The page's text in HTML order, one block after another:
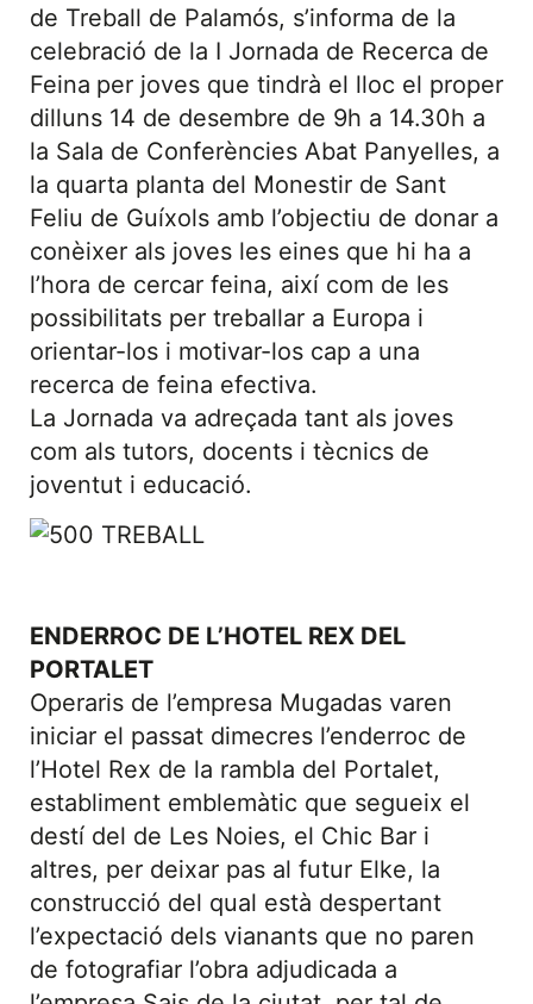
de Treball de Palamós, s’informa de la
celebració de la I Jornada de Recerca de
Feina per joves que tindrà el lloc el proper
dilluns 14 de desembre de 9h a 14.30h a
la Sala de Conferències Abat Panyelles, a
la quarta planta del Monestir de Sant
Feliu de Guíxols amb l’objectiu de donar a
conèixer als joves les eines que hi ha a
l’hora de cercar feina, així com de les
possibilitats per treballar a Europa i
orientar-los i motivar-los cap a una
recerca de feina efectiva.
La Jornada va adreçada tant als joves
com als tutors, docents i tècnics de
joventut i educació.
ENDERROC DE L’HOTEL REX DEL
PORTALET
Operaris de l’empresa Mugadas varen
iniciar el passat dimecres l’enderroc de
l’Hotel Rex de la rambla del Portalet,
establiment emblemàtic que segueix el
destí del de Les Noies, el Chic Bar i
altres, per deixar pas al futur Elke, la
construcció del qual està despertant
l’expectació dels vianants que no paren
de fotografiar l’obra adjudicada a